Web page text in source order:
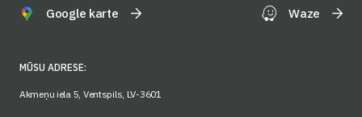
Google karte Waze
MŪSU ADRESE:
Akmeņu iela 5, Ventspils, LV-3601